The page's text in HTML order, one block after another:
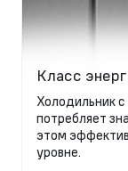
Класс
Холодильник
потребляет
этом
уровне.